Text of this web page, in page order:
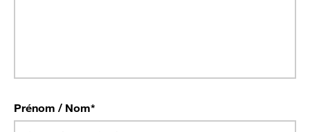
Prénom / Nom*